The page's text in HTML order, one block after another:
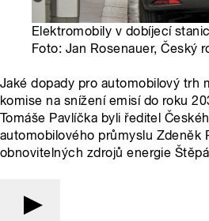
Elektromobily v dobíjecí stanici
Foto: Jan Rosenauer, Český
Jaké dopady pro automobilový trh
komise na snížení emisí do roku
Tomáše Pavlíčka byli ředitel
automobilového průmyslu Zdeněk
obnovitelných zdrojů energie